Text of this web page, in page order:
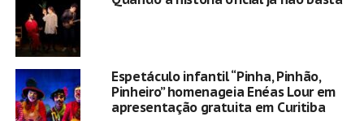
Espetáculo infantil “Pinha, Pinhão,
Pinheiro” homenageia Enéas Lour em
apresentação gratuita em Curitiba